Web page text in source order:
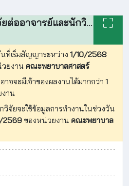
ออาจารย์และนักวิจัย
ที่เริ่มสัญญาระหว่าง 1/10/2568
ยงาน คณะพยาบาลศาสตร์
าจจะมีเจ้าของผลงานได้มากกว่า 1
าน
จัยจะใช้ข้อมูลการทำงานในช่วงวัน
ของหน่วยงาน คณะพยาบาล